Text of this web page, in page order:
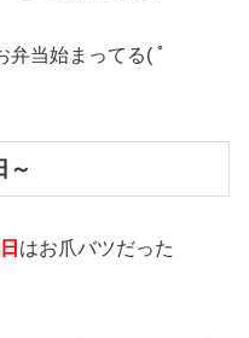
弁当始まってる( ﾟ
～
はお爪バツだった